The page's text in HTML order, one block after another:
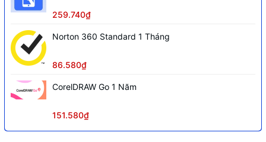
259.740₫
Norton 360 Standard 1 Tháng
86.580₫
CorelDRAW Go 1 Năm
151.580₫